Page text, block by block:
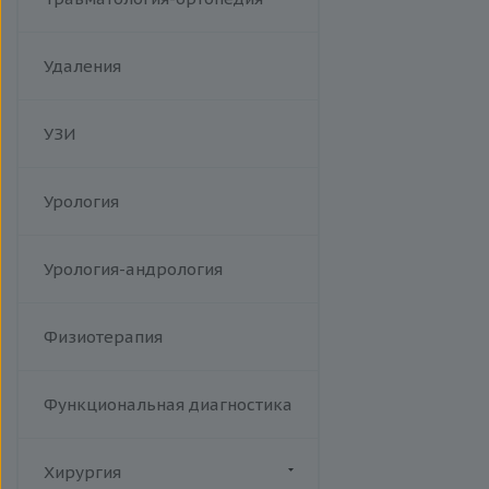
Удаления
УЗИ
Урология
Урология-андрология
Физиотерапия
Функциональная диагностика
Хирургия